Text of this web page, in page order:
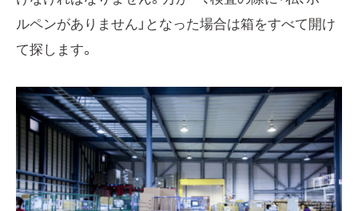
ルペンがありません」となった場合は箱をすべて開け
て探します。